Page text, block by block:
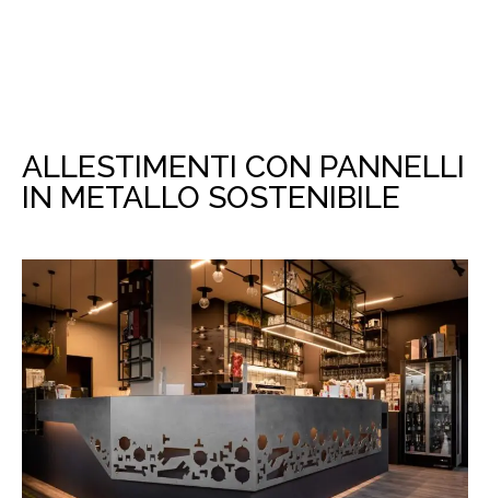
ALLESTIMENTI CON PANNELLI
IN METALLO SOSTENIBILE